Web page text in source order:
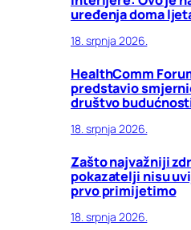
uređenja doma
18. srpnja 2026.
HealthComm
predstavio
društvo
18. srpnja 2026.
Zašto najvažniji
pokazatelji nisu
prvo primijetimo
18. srpnja 2026.